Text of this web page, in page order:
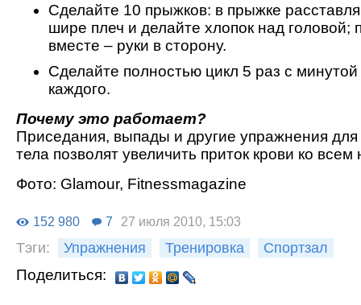
Сделайте 10 прыжков: в прыжке
шире плеч и делайте хлопок над головой;
вместе – руки в сторону.
Сделайте полностью цикл 5 раз с
каждого.
Почему это работает?
Приседания, выпады и другие упражнения
тела позволят увеличить приток крови ко
Фото: Glamour, Fitnessmagazine
152 980 7 27 июля 2010, 15:03
Тэги: Упражнения Тренировка Спортзал
Поделиться: